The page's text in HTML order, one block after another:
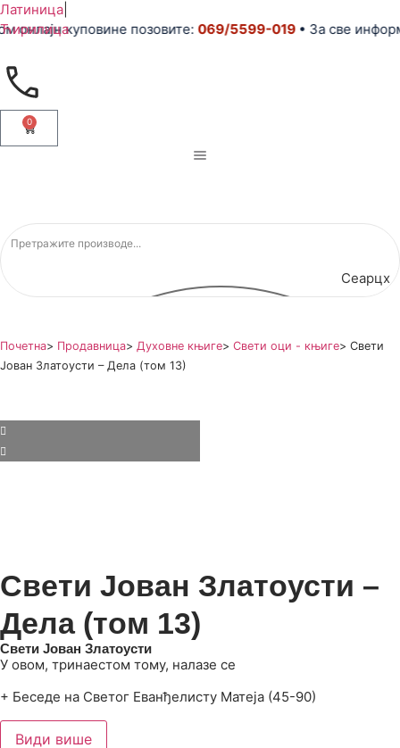
Латиница
Ћирилицакуповине позовите:069/5599-019• За све
0
Сеарцх
Почетна> Продавница> Духовне књиге> Свети оци - књиге> Свети
Јован Златоусти – Дела (том 13)
Свети Јован Златоусти –
Дела (том 13)
Свети Јован Златоусти
У овом, тринаестом тому, налазе се
+ Беседе на Светог Еванђелисту Матеја (45-90)
Види више